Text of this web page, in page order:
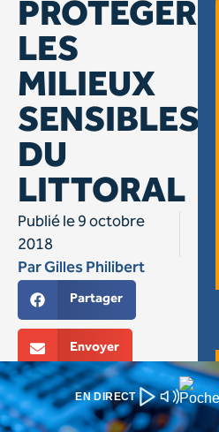
EN DIRECT